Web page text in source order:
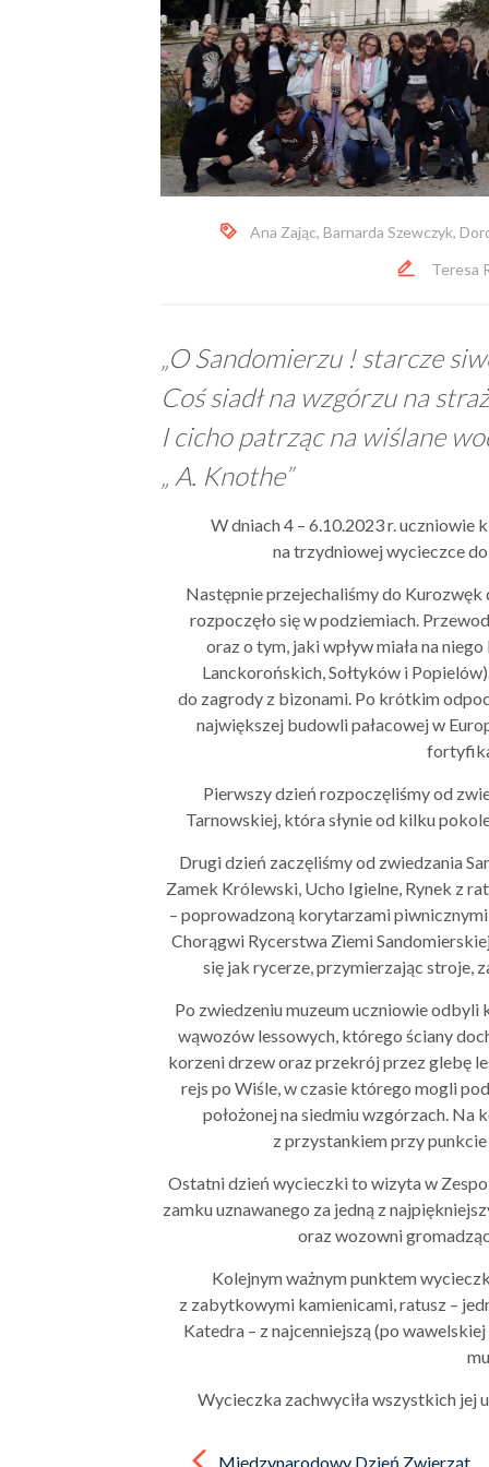
Ana Zając, Barnarda Szewczyk,
Teresa
„O Sandomierzu ! starcze
Coś siadł na wzgórzu na
I cicho patrząc na wiślane
„ A. Knothe”
W dniach 4 – 6.10.2023 r. uczniowie
na trzydniowej wycieczce
Następnie przejechaliśmy do Kurozwęk
rozpoczęło się w podziemiach.
oraz o tym, jaki wpływ miała na
Lanckorońskich, Sołtyków i
do zagrody z bizonami. Po krótkim
największej budowli pałacowej w
Pierwszy dzień rozpoczęliśmy od
Tarnowskiej, która słynie od kilku
Drugi dzień zaczęliśmy od zwiedzania
Zamek Królewski, Ucho Igielne, Rynek z
– poprowadzoną korytarzami
Chorągwi Rycerstwa Ziemi
się jak rycerze, przymierzając stroje,
Po zwiedzeniu muzeum uczniowie
wąwozów lessowych, którego ściany
korzeni drzew oraz przekrój przez glebę
rejs po Wiśle, w czasie którego mogli
położonej na siedmiu wzgórzach. Na
z przystankiem przy
Ostatni dzień wycieczki to wizyta w
zamku uznawanego za jedną z
oraz wozowni
Kolejnym ważnym punktem
z zabytkowymi kamienicami, ratusz –
Katedra – z najcenniejszą (po
Wycieczka zachwyciła wszystkich jej
navigationMiędzynarodowy Dzień Zwierząt